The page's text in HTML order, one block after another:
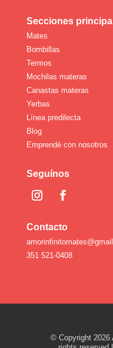
Secciones
Mates
Bombillas
Termos
Mochilas materas
Canastas materas
Yerbas
Línea predilecta
Blog
Emprendé con nosotros
Seguínos
Contacto
351 521-0408
© Copyright 2026